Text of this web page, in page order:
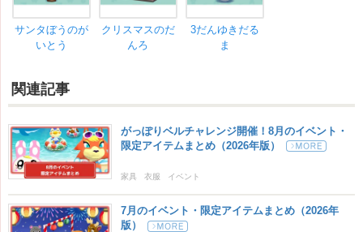
サンタぼうのが
いとう
クリスマスのだ
んろ
3だんゆきだる
ま
関連記事
がっぽりベルチャレンジ開催！8月のイベント・
限定アイテムまとめ（2026年版）
家具 衣服 イベント
7月のイベント・限定アイテムまとめ（2026年
版）